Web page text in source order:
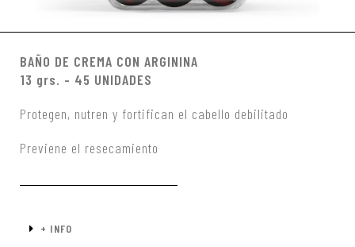
BAÑO DE CREMA CON ARGININA
13 grs. - 45 UNIDADES
Protegen, nutren y fortifican el cabello debilitado
Previene el resecamiento
+ INFO